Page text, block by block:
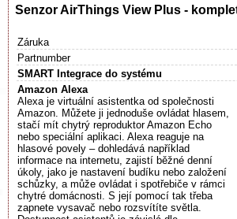
Senzor AirThings View Plus -
Záruka
Partnumber
SMART Integrace do systému
Amazon Alexa
Alexa je virtuální asistentka od společnosti
Amazon. Můžete ji jednoduše ovládat hlasem,
stačí mít chytrý reproduktor Amazon Echo
nebo speciální aplikaci. Alexa reaguje na
hlasové povely – dohledává například
informace na internetu, zajistí běžné denní
úkoly, jako je nastavení budíku nebo založení
schůzky, a může ovládat i spotřebiče v rámci
chytré domácnosti. S její pomocí tak třeba
zapnete vysavač nebo rozsvítíte světla.